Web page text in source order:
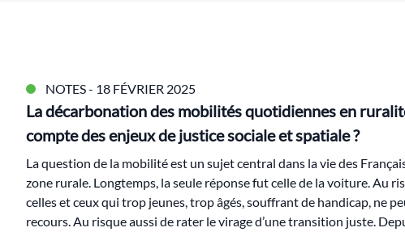
NOTES- 18 FÉVRIER 2025
La décarbonation des mobilités quotidiennes en
compte des enjeux de justice sociale et spatiale ?
La question de la mobilité est un sujet central dans la vie des
zone rurale. Longtemps, la seule réponse fut celle de la voiture. Au
celles et ceux qui trop jeunes, trop âgés, souffrant de handicap, ne
recours. Au risque aussi de rater le virage d’une transition juste.